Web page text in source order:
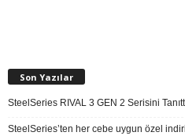
Son Yazılar
SteelSeries RIVAL 3 GEN 2 Serisini
SteelSeries’ten her cebe uygun özel